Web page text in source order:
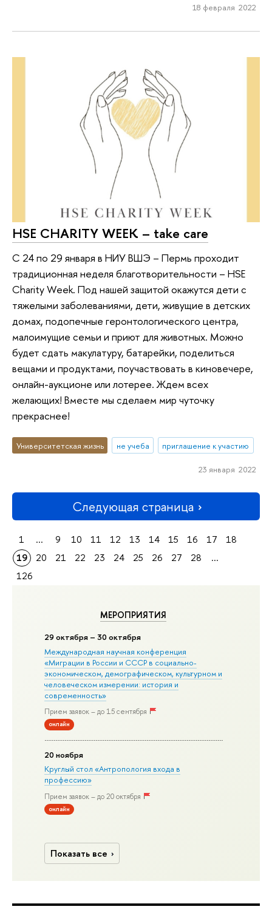
МЕРОПРИЯТИЯ
29 октября – 30 октября
Международная научная конференция
«Миграции в Росcии и СССР в социально-
экономическом, демографическом, культурном и
человеческом измерении: история и
современность»
Прием заявок – до 15 сентября
онлайн
20 ноября
Круглый стол «Антропология входа в
профессию»
Прием заявок – до 20 октября
онлайн
Показать все
18 февраля 2022
HSE CHARITY WEEK – take care
С 24 по 29 января в НИУ ВШЭ – Пермь проходит
традиционная неделя благотворительности – HSE
Charity Week. Под нашей защитой окажутся дети с
тяжелыми заболеваниями, дети, живущие в детских
домах, подопечные геронтологического центра,
малоимущие семьи и приют для животных. Можно
будет сдать макулатуру, батарейки, поделиться
вещами и продуктами, поучаствовать в киновечере,
онлайн-аукционе или лотерее. Ждем всех
желающих! Вместе мы сделаем мир чуточку
прекраснее!
Университетская жизнь не учеба приглашение к участию
23 января 2022
Следующая страница
1 ... 9 10 11 12 13 14 15 16 17
18
19
20 21 22 23 24 25 26 27 28
...
126